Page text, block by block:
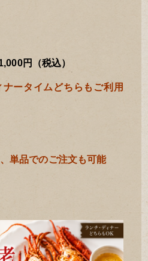
円（税込）
ータイムどちらもご利用
単品でのご注文も可能